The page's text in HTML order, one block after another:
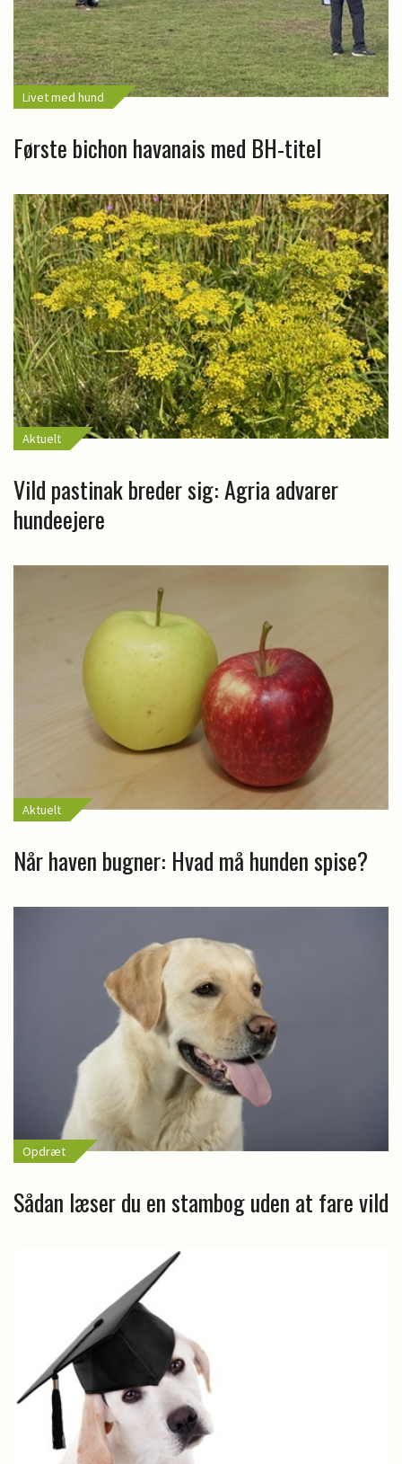
Livet med hund
Første bichon havanais med BH-titel
Aktuelt
Vild pastinak breder sig: Agria advarer
hundeejere
Aktuelt
Når haven bugner: Hvad må hunden spise?
Opdræt
Sådan læser du en stambog uden at fare vild